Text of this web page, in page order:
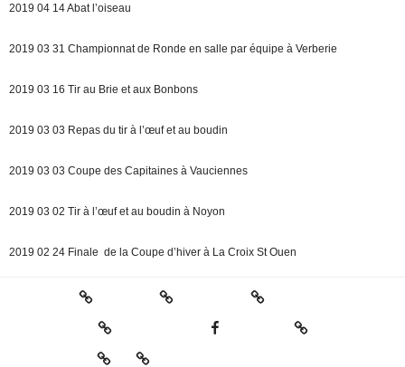
2019 04 14 Abat l’oiseau
2019 03 31 Championnat de Ronde en salle par équipe à Verberie
2019 03 16 Tir au Brie et aux Bonbons
2019 03 03 Repas du tir à l’œuf et au boudin
2019 03 03 Coupe des Capitaines à Vauciennes
2019 03 02 Tir à l’œuf et au boudin à Noyon
2019 02 24 Finale de la Coupe d’hiver à La Croix St Ouen